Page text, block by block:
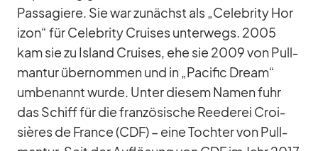
Pas­sa­giere. Sie war zu­nächst als „Ce­le­brity Ho­r
i­zon“ für Ce­le­brity Crui­ses un­ter­wegs. 2005
kam sie zu Is­land Crui­ses, ehe sie 2009 von Pull­
man­tur über­nom­men und in „Pa­ci­fic Dream“
um­be­nannt wurde. Un­ter die­sem Na­men fuhr
das Schiff für die fran­zö­si­sche Ree­de­rei Croi­
siè­res de France (CDF) – eine Toch­ter von Pull­